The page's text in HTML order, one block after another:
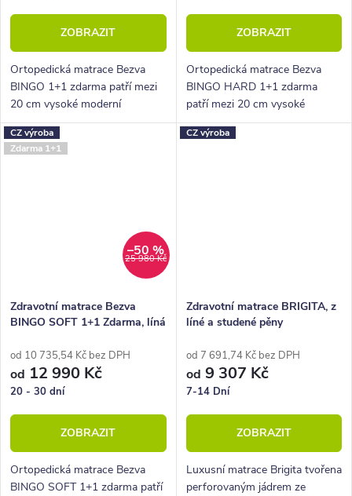
ZOBRAZIT
Ortopedická matrace Bezva
BINGO 1+1 zdarma patří mezi
20 cm vysoké moderní
partnerské oboustranné
matrace střední tvrdosti.
Můžeme ji doporučit pro muže i
ZOBRAZIT
Ortopedická matrace Bezva
BINGO HARD 1+1 zdarma
patří mezi 20 cm vysoké
moderní partnerské
oboustranné matrace střední
CZ výroba
Zdarma 1+1
25 980 Kč
–50 %
Zdravotní matrace Bezva
BINGO SOFT 1+1 Zdarma, líná
od 10 735,54 Kč bez DPH
od 12 990 Kč
20 - 30 dní
ZOBRAZIT
Ortopedická matrace Bezva
BINGO SOFT 1+1 zdarma patří
CZ výroba
Zdravotní matrace BRIGITA, z
líné a studené pěny
od 7 691,74 Kč bez DPH
od 9 307 Kč
7-14 Dní
ZOBRAZIT
Luxusní matrace Brigita tvořena
perforovaným jádrem ze